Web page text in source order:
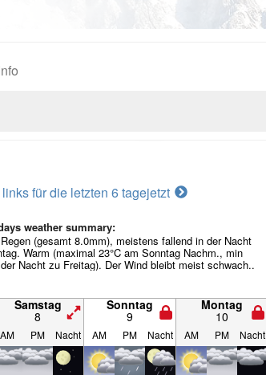
für die letzten 6 tagejetzt
weather summary:
(gesamt 8.0mm), meistens fallend in der Nacht
Warm (maximal 23°C am Sonntag Nachm., min
der Nacht zu Freitag). Der Wind bleibt meist schwach..
Samstag
8
Sonntag
9
Montag
10
AM PM Nacht AM PM Nacht AM PM Nacht